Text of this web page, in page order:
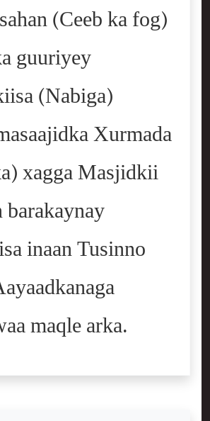
(Ceeb ka fog)
guuriyey
(Nabiga)
Xurmada
xagga Masjidkii
inaan Tusinno
maqle arka.